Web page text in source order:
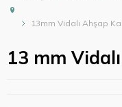
13mm Vidalı Ahşap
13 mm